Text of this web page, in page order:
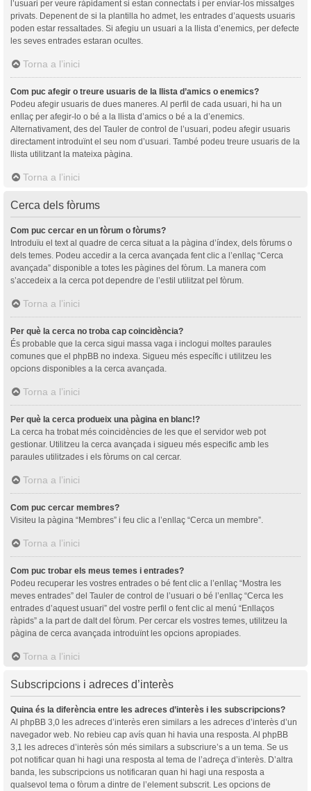
l’usuari per veure ràpidament si estan connectats i per enviar-los missatges
privats. Depenent de si la plantilla ho admet, les entrades d’aquests usuaris
poden estar ressaltades. Si afegiu un usuari a la llista d’enemics, per defecte
les seves entrades estaran ocultes.
Torna a l’inici
Com puc afegir o treure usuaris de la llista d’amics o enemics?
Podeu afegir usuaris de dues maneres. Al perfil de cada usuari, hi ha un
enllaç per afegir-lo o bé a la llista d’amics o bé a la d’enemics.
Alternativament, des del Tauler de control de l’usuari, podeu afegir usuaris
directament introduïnt el seu nom d’usuari. També podeu treure usuaris de la
llista utilitzant la mateixa pàgina.
Torna a l’inici
Cerca dels fòrums
Com puc cercar en un fòrum o fòrums?
Introduïu el text al quadre de cerca situat a la pàgina d’índex, dels fòrums o
dels temes. Podeu accedir a la cerca avançada fent clic a l’enllaç “Cerca
avançada” disponible a totes les pàgines del fòrum. La manera com
s’accedeix a la cerca pot dependre de l’estil utilitzat pel fòrum.
Torna a l’inici
Per què la cerca no troba cap coincidència?
És probable que la cerca sigui massa vaga i inclogui moltes paraules
comunes que el phpBB no indexa. Sigueu més específic i utilitzeu les
opcions disponibles a la cerca avançada.
Torna a l’inici
Per què la cerca produeix una pàgina en blanc!?
La cerca ha trobat més coincidències de les que el servidor web pot
gestionar. Utilitzeu la cerca avançada i sigueu més especific amb les
paraules utilitzades i els fòrums on cal cercar.
Torna a l’inici
Com puc cercar membres?
Visiteu la pàgina “Membres” i feu clic a l’enllaç “Cerca un membre”.
Torna a l’inici
Com puc trobar els meus temes i entrades?
Podeu recuperar les vostres entrades o bé fent clic a l’enllaç “Mostra les
meves entrades” del Tauler de control de l’usuari o bé l’enllaç “Cerca les
entrades d’aquest usuari” del vostre perfil o fent clic al menú “Enllaços
ràpids” a la part de dalt del fòrum. Per cercar els vostres temes, utilitzeu la
pàgina de cerca avançada introduïnt les opcions apropiades.
Torna a l’inici
Subscripcions i adreces d’interès
Quina és la diferència entre les adreces d’interès i les subscripcions?
Al phpBB 3,0 les adreces d’interès eren similars a les adreces d’interès d’un
navegador web. No rebieu cap avís quan hi havia una resposta. Al phpBB
3,1 les adreces d’interès són més similars a subscriure’s a un tema. Se us
pot notificar quan hi hagi una resposta al tema de l’adreça d’interès. D’altra
banda, les subscripcions us notificaran quan hi hagi una resposta a
qualsevol tema o fòrum a dintre de l’element subscrit. Les opcions de